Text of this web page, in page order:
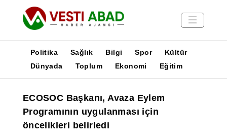
Yayınlar
Medya
Poster
Politika Sağlık Bilgi Spor
Kültür
Dünyada
Toplum Ekonomi Eğitim
ECOSOC Başkanı, Avaza Eylem
Programının uygulanması için
öncelikleri belirledi